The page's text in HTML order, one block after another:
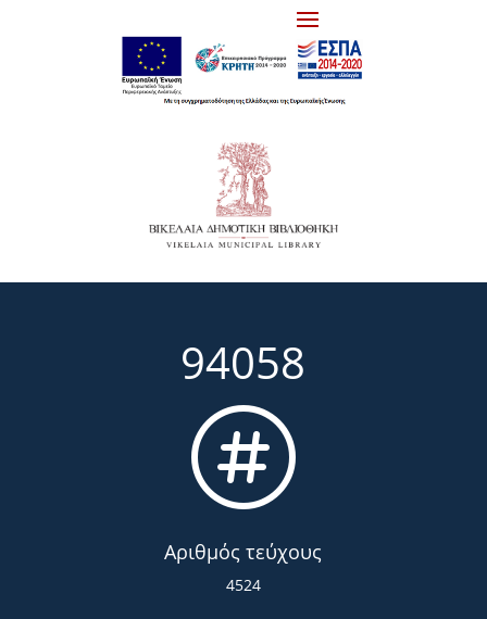
94058

Αριθμός τεύχους
4524